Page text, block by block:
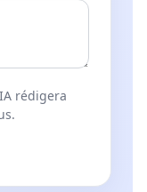
rédigera